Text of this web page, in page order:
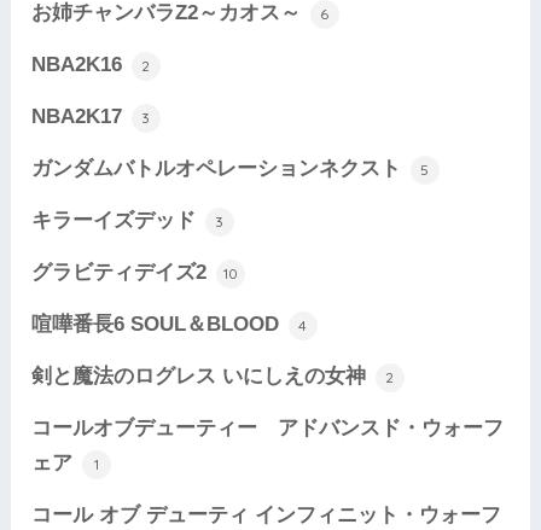
お姉チャンバラZ2～カオス～ 6
NBA2K16 2
NBA2K17 3
ガンダムバトルオペレーションネクスト 5
キラーイズデッド 3
グラビティデイズ2 10
喧嘩番長6 SOUL＆BLOOD 4
剣と魔法のログレス いにしえの女神 2
コールオブデューティー アドバンスド・ウォーフ
ェア
1
コール オブ デューティ インフィニット・ウォーフ